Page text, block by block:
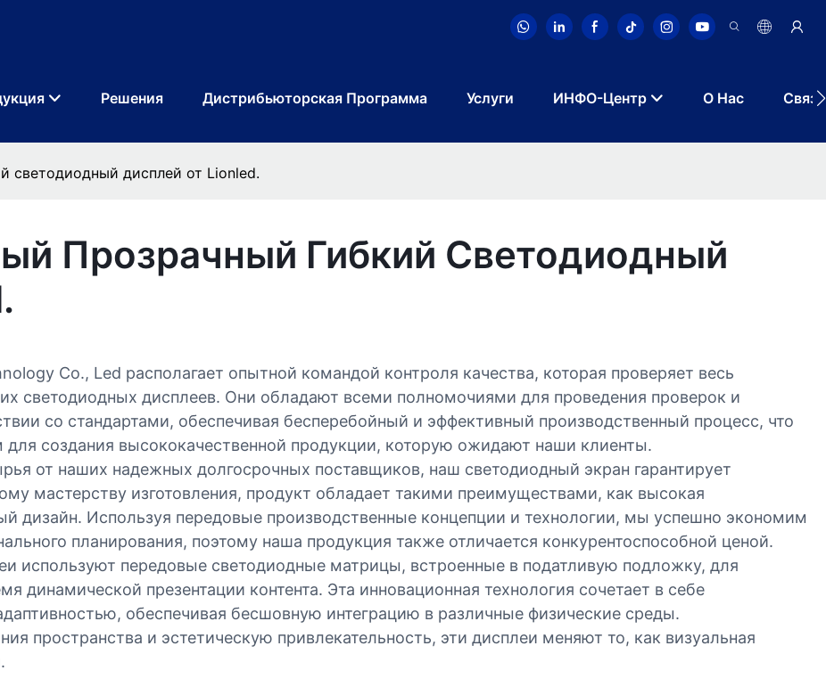
Решения Дистрибьюторская Программа Услуги ИНФО-Центр О Нас
светодиодный дисплей от Lionled.
Прозрачный Гибкий Светодиодный
Co., Led располагает опытной командой контроля качества, которая проверяет весь
светодиодных дисплеев. Они обладают всеми полномочиями для проведения проверок и
со стандартами, обеспечивая бесперебойный и эффективный производственный процесс, что
создания высококачественной продукции, которую ожидают наши клиенты.
от наших надежных долгосрочных поставщиков, наш светодиодный экран гарантирует
мастерству изготовления, продукт обладает такими преимуществами, как высокая
дизайн. Используя передовые производственные концепции и технологии, мы успешно экономим
планирования, поэтому наша продукция также отличается конкурентоспособной ценой.
используют передовые светодиодные матрицы, встроенные в податливую подложку, для
динамической презентации контента. Эта инновационная технология сочетает в себе
обеспечивая бесшовную интеграцию в различные физические среды.
пространства и эстетическую привлекательность, эти дисплеи меняют то, как визуальная